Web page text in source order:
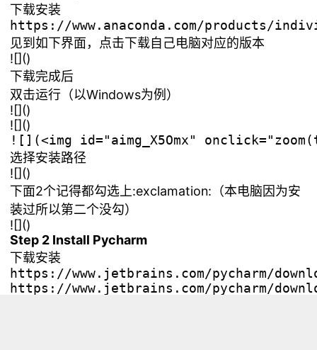
下载安装
见到如下界面，点击下载自己电脑对应的版本
![]()
下载完成后
双击运行（以Windows为例）
![]()
![]()
选择安装路径
![]()
下面2个记得都勾选上:exclamation:（本电脑因为安
装过所以第二个没勾）​
![]()
Step 2 Install Pycharm
下载安装
https://www.jetbrains.com/pycharm/